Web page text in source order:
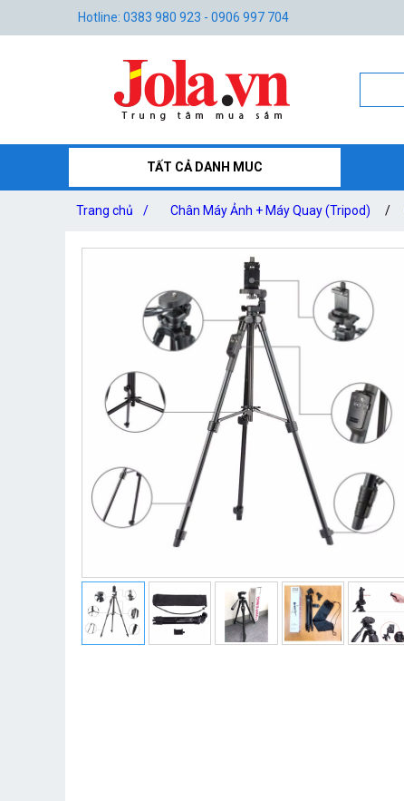
Hotline: 0383 980 923 - 0906 997 704
TẤT CẢ DANH MUC
Trang chủ / Chân Máy Ảnh + Máy Quay (Tripod) /